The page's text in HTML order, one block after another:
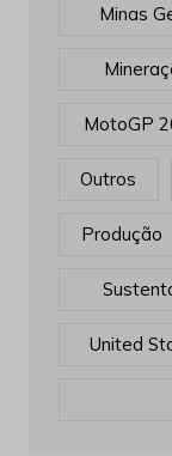
Minas
MotoGP
Outros
Produção
United